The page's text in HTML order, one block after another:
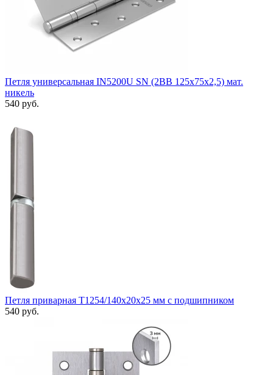
Петля универсальная IN5200U SN (2BB 125x75x2,5) мат.
никель
540 руб.
Петля приварная Т1254/140х20x25 мм с подшипником
540 руб.